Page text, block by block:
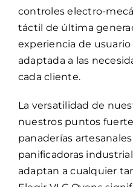
controles electro-
táctil de última
experiencia de
adaptada a las
cada cliente.
La versatilidad de
nuestros puntos
panaderías
panificadoras
adaptan a cualquier